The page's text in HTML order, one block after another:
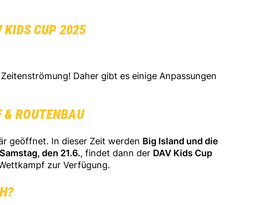
KIDS CUP 2025
Daher gibt es einige Anpassungen
ROUTENBAU
geöffnet. In dieser Zeit werden Big Island und die
Samstag, den 21.6., findet dann der DAV Kids Cup
zur Verfügung.